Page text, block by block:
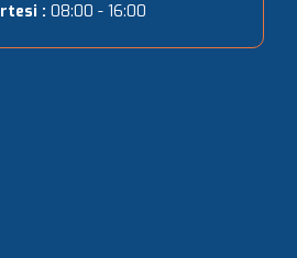
: 08:00 - 16:00